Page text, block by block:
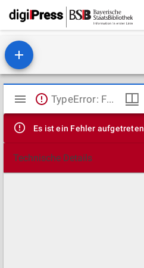
Mirador
Viewer
TypeError: Failed to fetch
Es ist ein Fehler aufgetreten
Technische Details